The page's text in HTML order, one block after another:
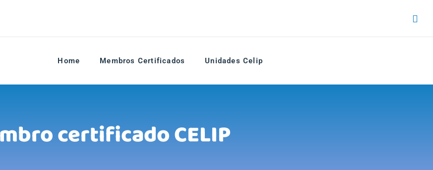
Home Membros Certificados Unidades Celip
certificado CELIP